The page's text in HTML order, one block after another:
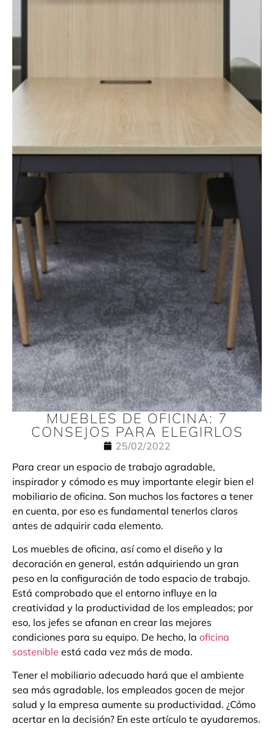
MUEBLES DE OFICINA: 7
CONSEJOS PARA ELEGIRLOS
25/02/2022
Para crear un espacio de trabajo agradable,
inspirador y cómodo es muy importante elegir bien el
mobiliario de oficina. Son muchos los factores a tener
en cuenta, por eso es fundamental tenerlos claros
antes de adquirir cada elemento.
Los muebles de oficina, así como el diseño y la
decoración en general, están adquiriendo un gran
peso en la configuración de todo espacio de trabajo.
Está comprobado que el entorno influye en la
creatividad y la productividad de los empleados; por
eso, los jefes se afanan en crear las mejores
condiciones para su equipo. De hecho, la oficina
sostenible está cada vez más de moda.
Tener el mobiliario adecuado hará que el ambiente
sea más agradable, los empleados gocen de mejor
salud y la empresa aumente su productividad. ¿Cómo
acertar en la decisión? En este artículo te ayudaremos.